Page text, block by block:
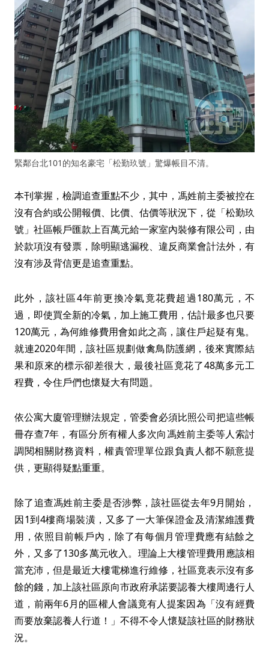
緊鄰台北101的知名豪宅「松勤玖號」驚爆帳目不清。
本刊掌握，檢調追查重點不少，其中，馮姓前主委被控在
沒有合約或公開報價、比價、估價等狀況下，從「松勤玖
號」社區帳戶匯款上百萬元給一家室內裝修有限公司，由
於款項沒有發票，除明顯逃漏稅、違反商業會計法外，有
沒有涉及背信更是追查重點。
此外，該社區4年前更換冷氣竟花費超過180萬元，不
過，即使買全新的冷氣，加上施工費用，估計最多也只要
120萬元，為何維修費用會如此之高，讓住戶起疑有鬼。
就連2020年間，該社區規劃做禽鳥防護網，後來實際結
果和原來的標示卻差很大，最後社區竟花了48萬多元工
程費，令住戶們也懷疑大有問題。
依公寓大廈管理辦法規定，管委會必須比照公司把這些帳
冊存查7年，有區分所有權人多次向馮姓前主委等人索討
調閱相關財務資料，權責管理單位跟負責人都不願意提
供，更顯得疑點重重。
除了追查馮姓前主委是否涉弊，該社區從去年9月開始，
因1到4樓商場裝潢，又多了一大筆保證金及清潔維護費
用，依照目前帳戶內，除了有每個月管理費應有結餘之
外，又多了130多萬元收入。理論上大樓管理費用應該相
當充沛，但是最近大樓電梯進行維修，社區竟表示沒有多
餘的錢，加上該社區原向市政府承諾要認養大樓周邊行人
道，前兩年6月的區權人會議竟有人提案因為「沒有經費
而要放棄認養人行道！」不得不令人懷疑該社區的財務狀
況。